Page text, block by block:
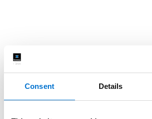
Consent Details